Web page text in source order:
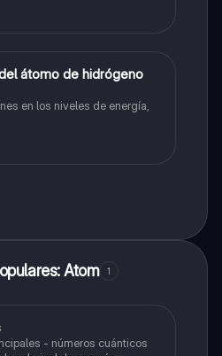
átomo de hidrógeno
en los niveles de energía,
Atom 1
- números cuánticos